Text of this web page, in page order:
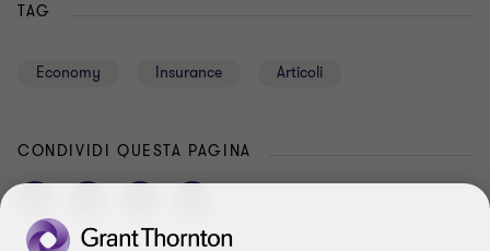
TAG
Economy Insurance Articoli
CONDIVIDI QUESTA PAGINA